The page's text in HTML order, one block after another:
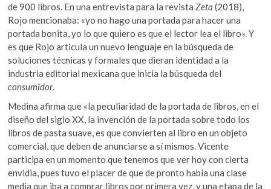
de 900 libros. En una entrevista para la revistaZeta (2018),
Rojo mencionaba: «yo no hago una portada para hacer una
portada bonita, yo lo que quiero es que el lector lea el libro».Y
es que Rojo articula un nuevo lenguaje en la búsqueda de
soluciones técnicas y formales que dieran identidad a la
industria editorial mexicana que inicia la búsqueda del
consumidor.
Medina afirma que «la peculiaridad de la portada de libros, en el
diseño del siglo XX, la invención de la portada sobre todo los
libros de pasta suave, es que convierten al libro en un objeto
comercial, que deben de anunciarse a sí mismos. Vicente
participa en un momento que tenemos que ver hoy con cierta
envidia, pues tuvo el placer de que de pronto había una clase
media que iba a comprar libros por primera vez, y una etapa de la